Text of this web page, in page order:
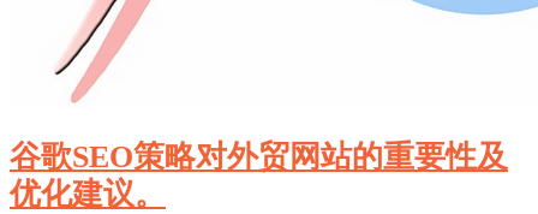
谷歌SEO策略对外贸网站的重要性及
优化建议。